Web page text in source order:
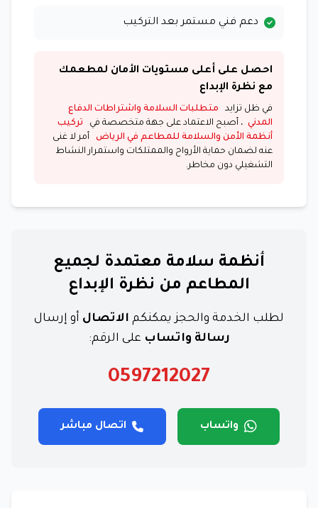
دعم فني مستمر بعد التركيب
احصل على أعلى مستويات الأمان لمطعمك
مع نظرة الإبداع
في ظل تزايد
متطلبات السلامة واشتراطات الدفاع
المدني ، أصبح الاعتماد على جهة متخصصة في
تركيب
أنظمة الأمن والسلامة للمطاعم في الرياض
أمر لا غنى
عنه لضمان حماية الأرواح والممتلكات واستمرار النشاط
التشغيلي دون مخاطر.
أنظمة سلامة معتمدة لجميع
المطاعم من نظرة الإبداع
لطلب الخدمة والحجز يمكنكم الاتصال أو إرسال
رسالة واتساب على الرقم:
0597212027
واتساب اتصال مباشر